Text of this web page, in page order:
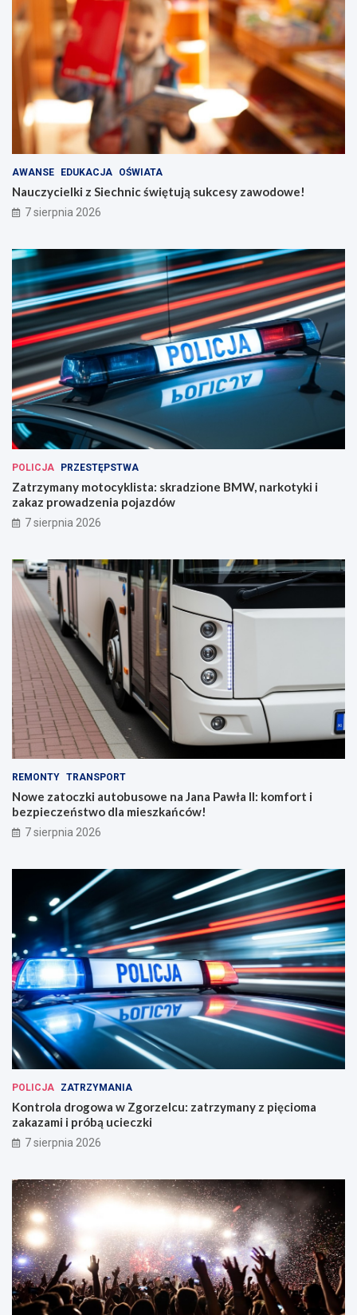
AWANSE EDUKACJA OŚWIATA
Nauczycielki z Siechnic świętują sukcesy zawodowe!
7 sierpnia 2026
POLICJA PRZESTĘPSTWA
Zatrzymany motocyklista: skradzione BMW, narkotyki i
zakaz prowadzenia pojazdów
7 sierpnia 2026
REMONTY TRANSPORT
Nowe zatoczki autobusowe na Jana Pawła II: komfort i
bezpieczeństwo dla mieszkańców!
7 sierpnia 2026
POLICJA ZATRZYMANIA
Kontrola drogowa w Zgorzelcu: zatrzymany z pięcioma
zakazami i próbą ucieczki
7 sierpnia 2026